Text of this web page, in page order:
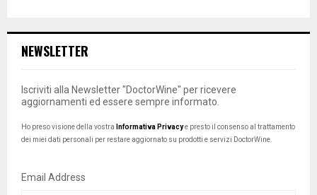
NEWSLETTER
Iscriviti alla Newsletter "DoctorWine" per ricevere
aggiornamenti ed essere sempre informato.
Ho preso visione della vostra Informativa Privacye presto il consenso al trattamento
dei miei dati personali per restare aggiornato su prodotti e servizi DoctorWine.
Email Address